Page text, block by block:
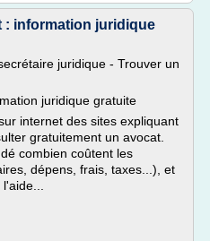
: information juridique
juridique - Trouver un
juridique gratuite
internet des sites expliquant
gratuitement un avocat.
combien coûtent les
dépens, frais, taxes...), et